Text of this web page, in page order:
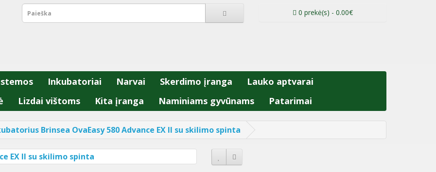
0 prekė(s) - 0.00€
Inkubatoriai Narvai Skerdimo įranga
Lauko aptvarai
Lizdai vištoms Kita įranga Naminiams gyvūnams Patarimai
Brinsea OvaEasy 580 Advance EX II su skilimo spinta